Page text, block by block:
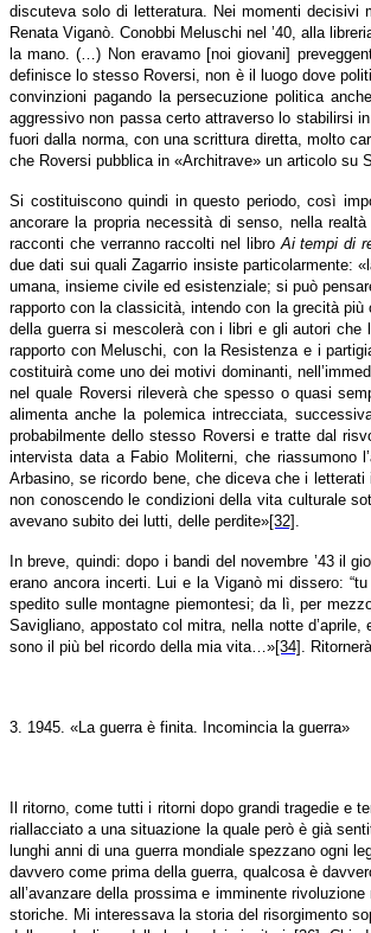
discuteva solo di letteratura. Nei momenti
Renata Viganò. Conobbi Meluschi nel ’40, alla
la mano. (…) Non eravamo [noi giovani]
definisce lo stesso Roversi, non è il luogo dove
convinzioni pagando la persecuzione politica
aggressivo non passa certo attraverso lo stabilirsi
fuori dalla norma, con una scrittura diretta, molto
che Roversi pubblica in «Architrave» un articolo su
Si costituiscono quindi in questo periodo, così
ancorare la propria necessità di senso, nella
racconti che verranno raccolti nel libro Ai tempi di
due dati sui quali Zagarrio insiste particolarmente:
umana, insieme civile ed esistenziale; si può
rapporto con la classicità, intendo con la grecità
della guerra si mescolerà con i libri e gli autori che
rapporto con Meluschi, con la Resistenza e i
costituirà come uno dei motivi dominanti,
nel quale Roversi rileverà che spesso o quasi
alimenta anche la polemica intrecciata,
probabilmente dello stesso Roversi e tratte dal
intervista data a Fabio Moliterni, che riassumono
Arbasino, se ricordo bene, che diceva che i
non conoscendo le condizioni della vita culturale
avevano subito dei lutti, delle perdite»[32]
In breve, quindi: dopo i bandi del novembre ’43 il
erano ancora incerti. Lui e la Viganò mi dissero:
spedito sulle montagne piemontesi; da lì, per
Savigliano, appostato col mitra, nella notte
sono il più bel ricordo della mia vita…»[34] .
3. 1945. «La guerra è finita. Incomincia la guerra»
Il ritorno, come tutti i ritorni dopo grandi tragedie e
riallacciato a una situazione la quale però è già
lunghi anni di una guerra mondiale spezzano ogni
davvero come prima della guerra, qualcosa è
all’avanzare della prossima e imminente
storiche. Mi interessava la storia del risorgimento